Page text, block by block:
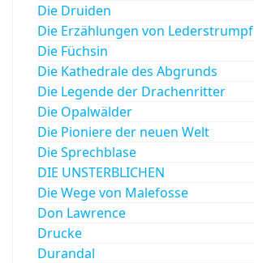
Die Druiden
Die Erzählungen von Lederstrumpf
Die Füchsin
Die Kathedrale des Abgrunds
Die Legende der Drachenritter
Die Opalwälder
Die Pioniere der neuen Welt
Die Sprechblase
DIE UNSTERBLICHEN
Die Wege von Malefosse
Don Lawrence
Drucke
Durandal